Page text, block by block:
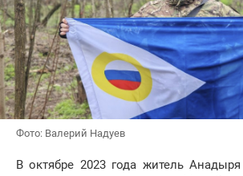
Фото: Валерий Надуев
В октябре 2023 года житель Анадыря